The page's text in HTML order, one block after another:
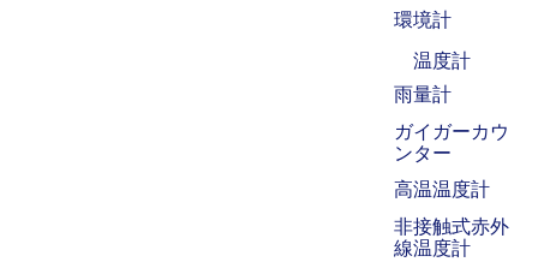
環境計
温度計
雨量計
ガイガーカウ
ンター
高温温度計
非接触式赤外
線温度計